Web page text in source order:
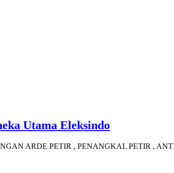
Utama Eleksindo
ARDE PETIR , PENANGKAL PETIR ,